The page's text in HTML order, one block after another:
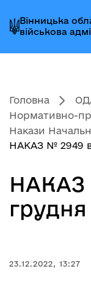
до
головного
меню
до
головного
вмісту
до
головного
колонтитула
Вінницька
військова
Головна
Нормативно-
Накази
НАКАЗ № 2949
НАКАЗ
23.12.2022, 13:27